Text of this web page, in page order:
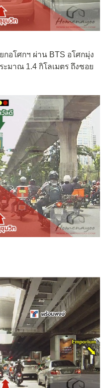
กอโศกฯ ผ่าน BTS อโศกมุ่ง
มาณ 1.4 กิโลเมตร ถึงซอย